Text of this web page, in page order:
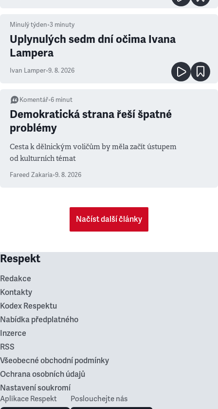
Minulý týden•3 minuty
Uplynulých sedm dní očima Ivana
Lampera
Ivan Lamper•9. 8. 2026
Komentář•6 minut
Demokratická strana řeší špatné
problémy
Cesta k dělnickým voličům by měla začít ústupem
od kulturních témat
Fareed Zakaria•9. 8. 2026
Načíst další články
Respekt
Redakce
Kontakty
Kodex Respektu
Nabídka předplatného
Inzerce
RSS
Všeobecné obchodní podmínky
Ochrana osobních údajů
Nastavení soukromí
Aplikace Respekt Poslouchejte nás